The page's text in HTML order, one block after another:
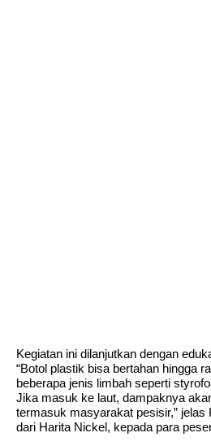
Kegiatan ini dilanjutkan dengan
“Botol plastik bisa bertahan hingga
beberapa jenis limbah seperti
Jika masuk ke laut, dampaknya
termasuk masyarakat pesisir,” jelas
dari Harita Nickel, kepada para